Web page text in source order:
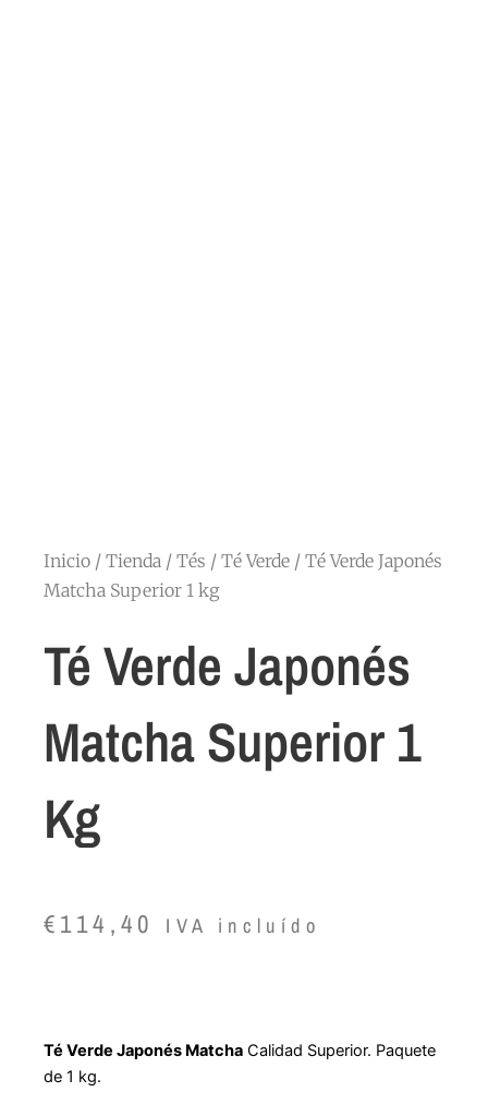
Inicio / Tienda / Tés / Té Verde / Té Verde Japonés
Matcha Superior 1 kg
Té Verde Japonés
Matcha Superior 1
Kg
€114,40 IVA incluído
Té Verde Japonés Matcha Calidad Superior. Paquete
de 1 kg.